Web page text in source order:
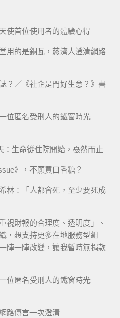
使首位使用者的體驗心得
用的是銅瓦，慈濟人澄清網路
？／《社企是門好生意？》書
位匿名受刑人的鐵窗時光
：生命從住院開始，戞然而止
》，不願買口香糖？
林：「人都會死，至少要死成
視財報的合理度、透明度」、
，想支持更多在地服務型組
陣一陣改變，讓我暫時無捐款
位匿名受刑人的鐵窗時光
路傳言一次澄清